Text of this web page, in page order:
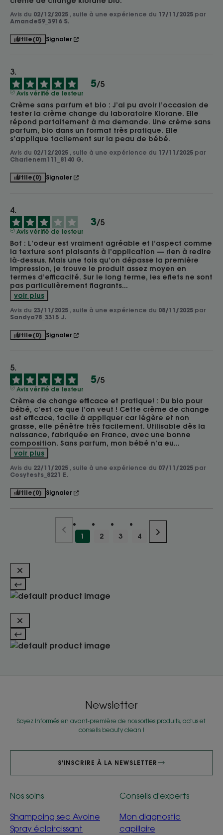
Avis du 02/12/2025 , suite à une expérience du 17/11/2025 par
Amande59_3916 S.
Utile(0) Signaler
5/5
Avis vérifié de testeur
Crème sans parfum et bio : J’ai pu avoir l’occasion de
tester la crème change du laboratoire Klorane. Elle
répond parfaitement à ma demande. Une crème sans
parfum, bio dans un format très pratique. Elle
s’applique facilement sur la peau de bébé.
Avis du 02/12/2025 , suite à une expérience du 17/11/2025 par
Charlenem111_8140 G.
Utile(0) Signaler
3/5
Avis vérifié de testeur
Bof : L’odeur est vraiment agréable et l’aspect comme
la texture sont plaisants à l’application — rien à redire
là-dessus. Mais une fois qu’on dépasse la première
impression, je trouve le produit assez moyen en
termes d’efficacité. Sur le long terme, les effets ne sont
pas particulièrement flagrants...
voir plus
Avis du 23/11/2025 , suite à une expérience du 08/11/2025 par
Sandya78_3315 J.
Utile(0) Signaler
5/5
Avis vérifié de testeur
Crème de change efficace et pratique! : Du bio pour
bébé, c’est ce que l’on veut ! Cette crème de change
est efficace, facile à appliquer car légère et non
grasse, elle pénètre très facilement. Utilisable dès la
naissance, fabriquée en France, avec une bonne
composition. Sans parfum, mon bébé n’a eu...
voir plus
Avis du 22/11/2025 , suite à une expérience du 07/11/2025 par
Cosytests_8221 E.
Utile(0) Signaler
1 2 3 4
Newsletter
Soyez informés en avant-première de nos sorties produits, actus et
conseils beauty clean !
S'INSCRIRE À LA NEWSLETTER
Nos soins
Shampoing sec Avoine
Spray éclaircissant
Conseils d'experts
Mon diagnostic
capillaire